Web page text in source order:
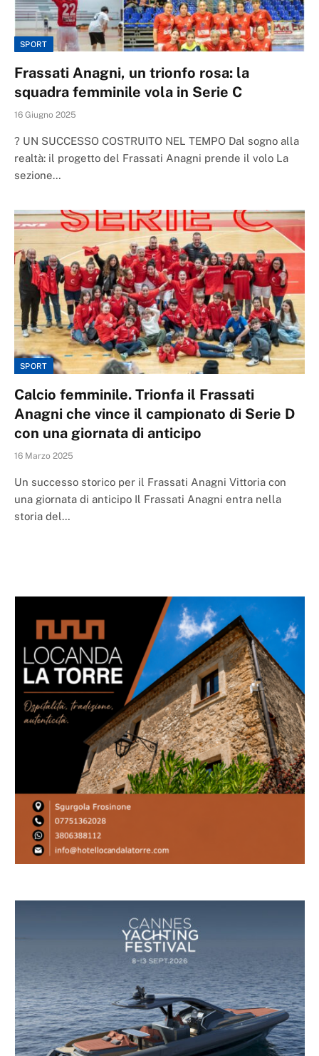
SPORT
Frassati Anagni, un trionfo rosa: la
squadra femminile vola in Serie C
16 Giugno 2025
? UN SUCCESSO COSTRUITO NEL TEMPO Dal sogno alla
realtà: il progetto del Frassati Anagni prende il volo La
sezione…
SPORT
Calcio femminile. Trionfa il Frassati
Anagni che vince il campionato di Serie D
con una giornata di anticipo
16 Marzo 2025
Un successo storico per il Frassati Anagni Vittoria con
una giornata di anticipo Il Frassati Anagni entra nella
storia del…